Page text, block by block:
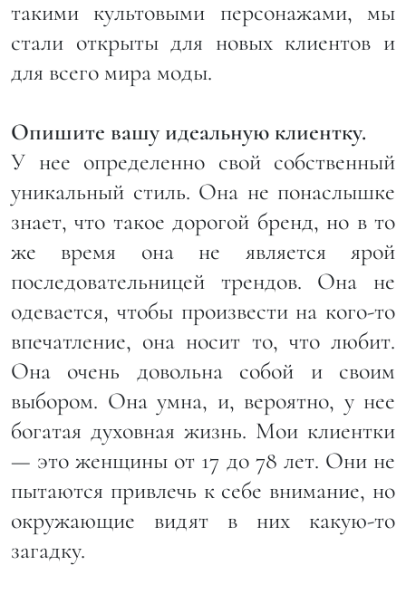
такими культовыми персонажами, мы
стали открыты для новых клиентов и
для всего мира моды.
Опишите вашу идеальную клиентку.
У нее определенно свой собственный
уникальный стиль. Она не понаслышке
знает, что такое дорогой бренд, но в то
же время она не является ярой
последовательницей трендов. Она не
одевается, чтобы произвести на кого-то
впечатление, она носит то, что любит.
Она очень довольна собой и своим
выбором. Она умна, и, вероятно, у нее
богатая духовная жизнь. Мои клиентки
— это женщины от 17 до 78 лет. Они не
пытаются привлечь к себе внимание, но
окружающие видят в них какую-то
загадку.